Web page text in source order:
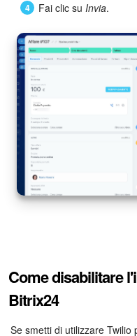
Fai clic su Invia.
Come disabilitare
Bitrix24
Se smetti di utilizzare Twilio